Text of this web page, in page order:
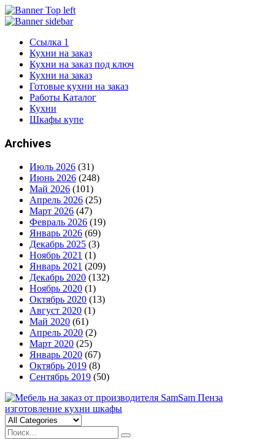
Ссылка 1
Кухни на заказ
Кухни на заказ под ключ
Кухни на заказ
Готовые кухни на заказ
Работы Каталог
Кухни
Шкафы купе
Archives
Июль 2026 (31)
Июнь 2026 (248)
Май 2026 (101)
Апрель 2026 (25)
Март 2026 (47)
Февраль 2026 (19)
Январь 2026 (69)
Декабрь 2025 (3)
Ноябрь 2021 (1)
Январь 2021 (209)
Декабрь 2020 (132)
Ноябрь 2020 (1)
Октябрь 2020 (13)
Август 2020 (1)
Май 2020 (61)
Апрель 2020 (2)
Март 2020 (25)
Январь 2020 (67)
Октябрь 2019 (8)
Сентябрь 2019 (50)